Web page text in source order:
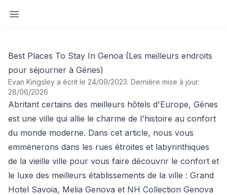
Ouvrir la barre latérale
Best Places To Stay In Genoa (Les meilleurs endroits
pour séjourner à Gênes)
Evan Kingsley a écrit le 24/09/2023. Dernière mise à jour:
28/06/2026
Abritant certains des meilleurs hôtels d'Europe, Gênes
est une ville qui allie le charme de l'histoire au confort
du monde moderne. Dans cet article, nous vous
emmènerons dans les rues étroites et labyrinthiques
de la vieille ville pour vous faire découvrir le confort et
le luxe des meilleurs établissements de la ville : Grand
Hotel Savoia, Melia Genova et NH Collection Genova